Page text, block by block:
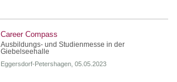
Career Compass
Ausbildungs- und Studienmesse in der
Giebelseehalle
Eggersdorf-Petershagen, 05.05.2023